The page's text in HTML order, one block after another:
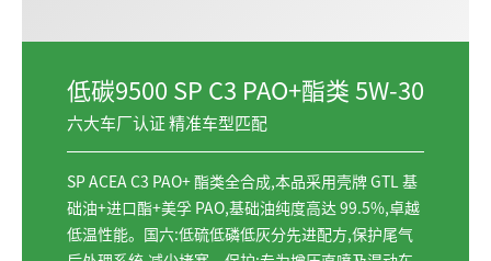
低碳9500 SP C3 PAO+酯类 5W-30
六大车厂认证 精准车型匹配
SP ACEA C3 PAO+ 酯类全合成,本品采用壳牌 GTL 基
础油+进口酯+美孚 PAO,基础油纯度高达 99.5%,卓越
低温性能。国六:低硫低磷低灰分先进配方,保护尾气